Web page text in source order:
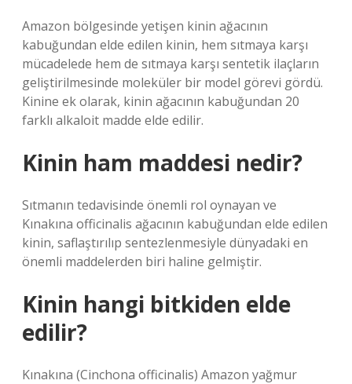
Amazon bölgesinde yetişen kinin ağacının
kabuğundan elde edilen kinin, hem sıtmaya karşı
mücadelede hem de sıtmaya karşı sentetik ilaçların
geliştirilmesinde moleküler bir model görevi gördü.
Kinine ek olarak, kinin ağacının kabuğundan 20
farklı alkaloit madde elde edilir.
Kinin ham maddesi nedir?
Sıtmanın tedavisinde önemli rol oynayan ve
Kınakına officinalis ağacının kabuğundan elde edilen
kinin, saflaştırılıp sentezlenmesiyle dünyadaki en
önemli maddelerden biri haline gelmiştir.
Kinin hangi bitkiden elde
edilir?
Kınakına (Cinchona officinalis) Amazon yağmur